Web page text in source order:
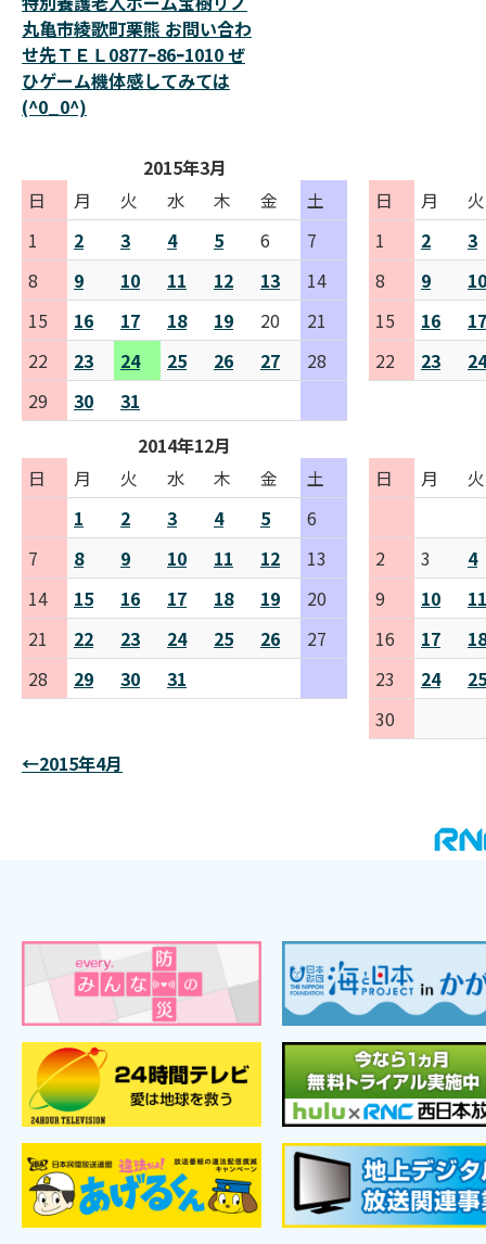
丸亀市綾歌町栗熊 お問い合わ
せ先ＴＥＬ0877ｰ86ｰ1010 ぜ
ひゲーム機体感してみては
(^0_0^)
2015年3月
日
月 火 水 木 金
土
1
2 3 4 5 6
7
8
9 10 11 12 13
14
15
16 17 18 19 20
21
22
23 24 25 26 27
28
29
30 31
日 月
火
1
2
3
8
9
10
15
16
17
22
23 24
2014年12月
日
月 火 水 木 金
土
1
2 3 4 5
6
7
8 9 10 11 12
13
14
15 16 17 18 19
20
21
22 23 24 25 26
27
28
29 30 31
日
月 火
2 3
4
9
10
11
16
17
18
23
24
25
30
←2015年4月